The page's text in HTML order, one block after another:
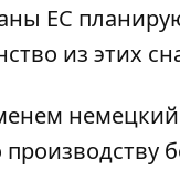
ЕС
из этих
производству